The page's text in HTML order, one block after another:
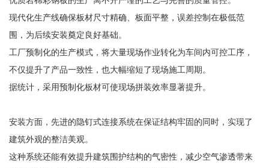
现代化生产线确保板材尺寸精确、板面平整，误差控制在极低范
围，为后续安装奠定良好基础。
工厂预制化的生产模式，将大量现场作业转化为车间内可控工序，
不仅提升了产品一致性，也大幅缩短了现场施工周期。
据统计，采用预制化板材可使现场拼装效率显著提升。
安装方面，先进的隐钉式连接系统在保证结构牢固的同时，实现了
建筑外观的整洁美观。
这种系统还能有效提升建筑围护结构的气密性，减少空气渗透带来